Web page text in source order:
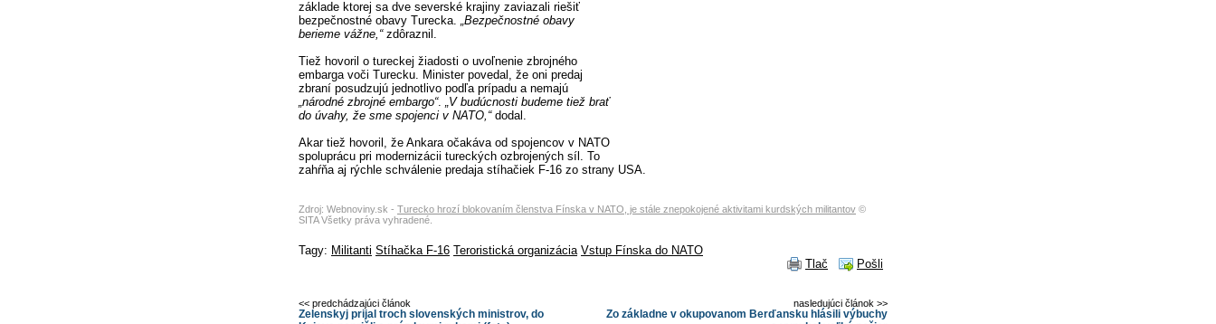
základe ktorej sa dve severské krajiny zaviazali riešiť
bezpečnostné obavy Turecka. „Bezpečnostné obavy
berieme vážne,“zdôraznil.
Tiež hovoril o tureckej žiadosti o uvoľnenie zbrojného
embarga voči Turecku. Minister povedal, že oni predaj
zbraní posudzujú jednotlivo podľa prípadu a nemajú
„národné zbrojné embargo“. „V budúcnosti budeme tiež brať
do úvahy, že sme spojenci v NATO,“dodal.
Akar tiež hovoril, že Ankara očakáva od spojencov v NATO
spoluprácu pri modernizácii tureckých ozbrojených síl. To
zahŕňa aj rýchle schválenie predaja stíhačiek F-16 zo strany USA.
Zdroj: Webnoviny.sk - Turecko hrozí blokovaním členstva Fínska v NATO, je stále znepokojené aktivitami kurdských militantov ©
SITA Všetky práva vyhradené.
Tagy: Militanti Stíhačka F-16 Teroristická organizácia Vstup Fínska do NATO
Tlač
Pošli
nasledujúci článok >>
Zo základne v okupovanom Berďansku hlásili výbuchy
<< predchádzajúci článok
Zelenskyj prijal troch slovenských ministrov, do